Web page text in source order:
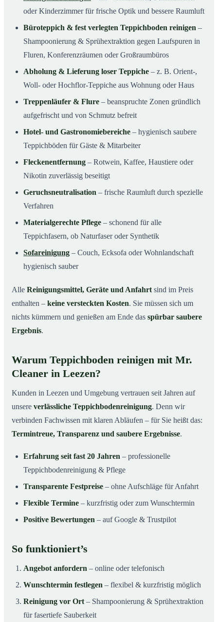
oder Kinderzimmer für frische Optik und bessere Raumluft
Büroteppich & fest verlegten Teppichboden reinigen –
Shampoonierung & Sprühextraktion gegen Laufspuren in
Fluren, Konferenzräumen oder Großraumbüros
Abholung & Lieferung loser Teppiche – z. B. Orient-,
Woll- oder Hochflor-Teppiche aus Wohnung oder Haus
Treppenläufer & Flure – beanspruchte Zonen gründlich
aufgefrischt und von Schmutz befreit
Hotel- und Gastronomiebereiche – hygienisch saubere
Teppichböden für Gäste & Mitarbeiter
Fleckenentfernung – Rotwein, Kaffee, Haustiere oder
Nikotin zuverlässig beseitigt
Geruchsneutralisation – frische Raumluft durch spezielle
Verfahren
Materialgerechte Pflege – schonend für alle
Teppichfasern, ob Naturfaser oder Synthetik
Sofareinigung – Couch, Ecksofa oder Wohnlandschaft
hygienisch sauber
Alle Reinigungsmittel, Geräte und Anfahrt sind im Preis
enthalten – keine versteckten Kosten. Sie müssen sich um
nichts kümmern und genießen am Ende das spürbar saubere
Ergebnis.
Warum Teppichboden reinigen mit Mr.
Cleaner in Leezen?
Kunden in Leezen und Umgebung vertrauen seit Jahren auf
unsere verlässliche Teppichbodenreinigung. Denn wir
verbinden Fachwissen mit klaren Abläufen – für Sie heißt das:
Termintreue, Transparenz und saubere Ergebnisse.
Erfahrung seit fast 20 Jahren – professionelle
Teppichbodenreinigung & Pflege
Transparente Festpreise – ohne Aufschläge für Anfahrt
Flexible Termine – kurzfristig oder zum Wunschtermin
Positive Bewertungen – auf Google & Trustpilot
So funktioniert’s
Angebot anfordern – online oder telefonisch
Wunschtermin festlegen – flexibel & kurzfristig möglich
Reinigung vor Ort – Shampoonierung & Sprühextraktion
für fasertiefe Sauberkeit